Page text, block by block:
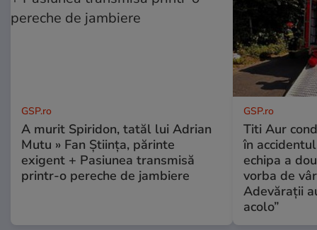
GSP.ro
A murit Spiridon, tatăl lui Adrian
Mutu » Fan Știința, părinte
exigent + Pasiunea transmisă
printr-o pereche de jambiere
GSP.ro
Titi Aur
în
echipa a
vorba de
Adevărații
acolo”